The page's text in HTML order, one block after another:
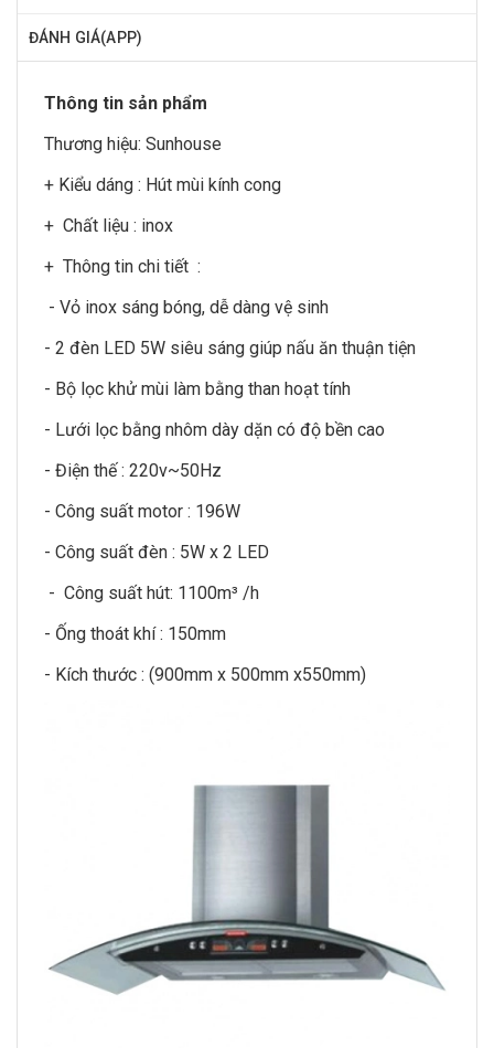
ĐÁNH GIÁ(APP)
Thông tin sản phẩm
Thương hiệu: Sunhouse
+ Kiểu dáng : Hút mùi kính cong
+ Chất liệu : inox
+ Thông tin chi tiết :
- Vỏ inox sáng bóng, dễ dàng vệ sinh
- 2 đèn LED 5W siêu sáng giúp nấu ăn thuận tiện
- Bộ lọc khử mùi làm bằng than hoạt tính
- Lưới lọc bằng nhôm dày dặn có độ bền cao
- Điện thế : 220v~50Hz
- Công suất motor : 196W
- Công suất đèn : 5W x 2 LED
- Công suất hút: 1100m³ /h
- Ống thoát khí : 150mm
- Kích thước : (900mm x 500mm x550mm)